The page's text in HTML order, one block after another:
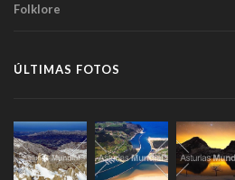
Folklore
ÚLTIMAS FOTOS